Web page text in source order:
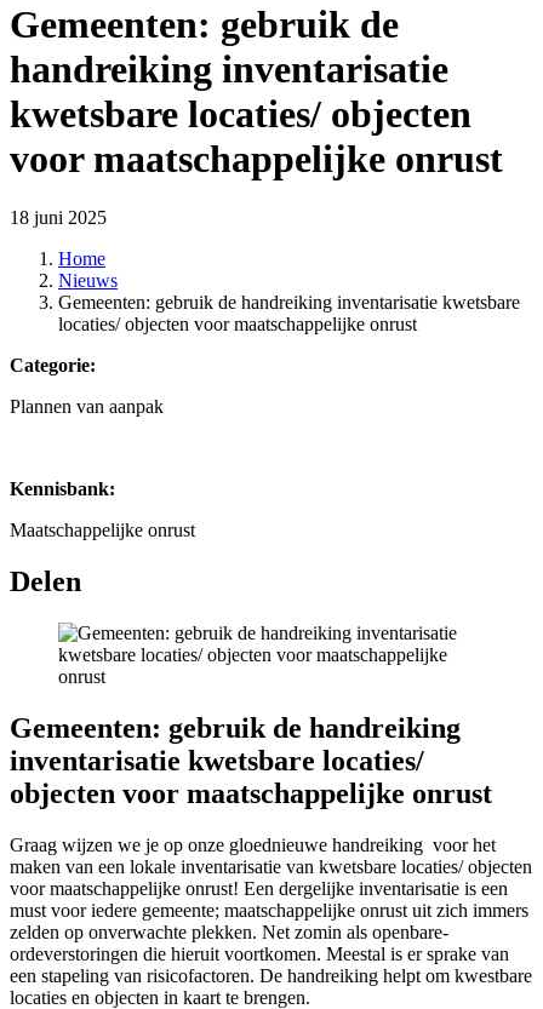
Gemeenten: gebruik de
handreiking inventarisatie
kwetsbare locaties/ objecten
voor maatschappelijke onrust
18 juni 2025
Home
Nieuws
Gemeenten: gebruik de handreiking inventarisatie kwetsbare
locaties/ objecten voor maatschappelijke onrust
Categorie:
Plannen van aanpak
Kennisbank:
Maatschappelijke onrust
Delen
Gemeenten: gebruik de handreiking
inventarisatie kwetsbare locaties/
objecten voor maatschappelijke onrust
Graag wijzen we je op onze gloednieuwe handreiking voor het
maken van een lokale inventarisatie van kwetsbare locaties/ objecten
voor maatschappelijke onrust! Een dergelijke inventarisatie is een
must voor iedere gemeente; maatschappelijke onrust uit zich immers
zelden op onverwachte plekken. Net zomin als openbare-
ordeverstoringen die hieruit voortkomen. Meestal is er sprake van
een stapeling van risicofactoren. De handreiking helpt om kwestbare
locaties en objecten in kaart te brengen.